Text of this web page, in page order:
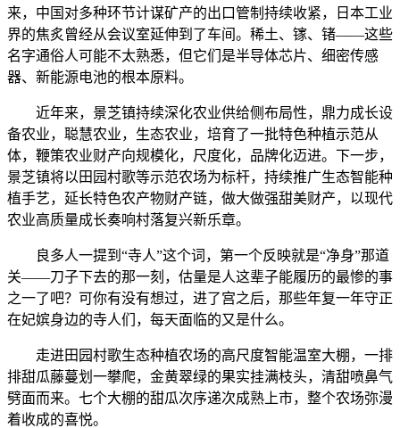
来，中国对多种环节计谋矿产的出口管制持续收紧，日本工业
界的焦炙曾经从会议室延伸到了车间。稀土、镓、锗——这些
名字通俗人可能不太熟悉，但它们是半导体芯片、细密传感
器、新能源电池的根本原料。
近年来，景芝镇持续深化农业供给侧布局性，鼎力成长设
备农业，聪慧农业，生态农业，培育了一批特色种植示范从
体，鞭策农业财产向规模化，尺度化，品牌化迈进。下一步，
景芝镇将以田园村歌等示范农场为标杆，持续推广生态智能种
植手艺，延长特色农产物财产链，做大做强甜美财产，以现代
农业高质量成长奏响村落复兴新乐章。
良多人一提到“寺人”这个词，第一个反映就是“净身”那道
关——刀子下去的那一刻，估量是人这辈子能履历的最惨的事
之一了吧？可你有没有想过，进了宫之后，那些年复一年守正
在妃嫔身边的寺人们，每天面临的又是什么。
走进田园村歌生态种植农场的高尺度智能温室大棚，一排
排甜瓜藤蔓划一攀爬，金黄翠绿的果实挂满枝头，清甜喷鼻气
劈面而来。七个大棚的甜瓜次序递次成熟上市，整个农场弥漫
着收成的喜悦。